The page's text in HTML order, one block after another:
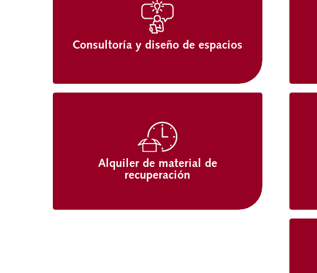
Consultoría y diseño de espacios
Alquiler de material de
recuperación